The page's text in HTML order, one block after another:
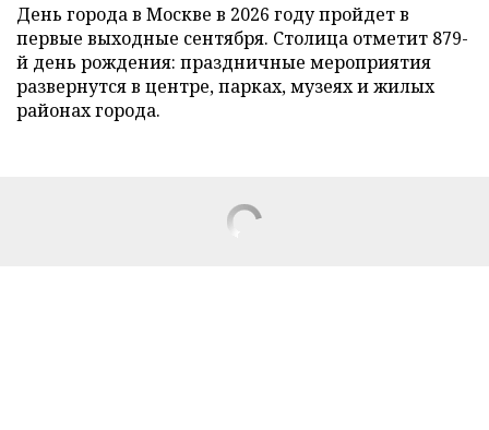
День города в Москве в 2026 году пройдет в
первые выходные сентября. Столица отметит 879-
й день рождения: праздничные мероприятия
развернутся в центре, парках, музеях и жилых
районах города.